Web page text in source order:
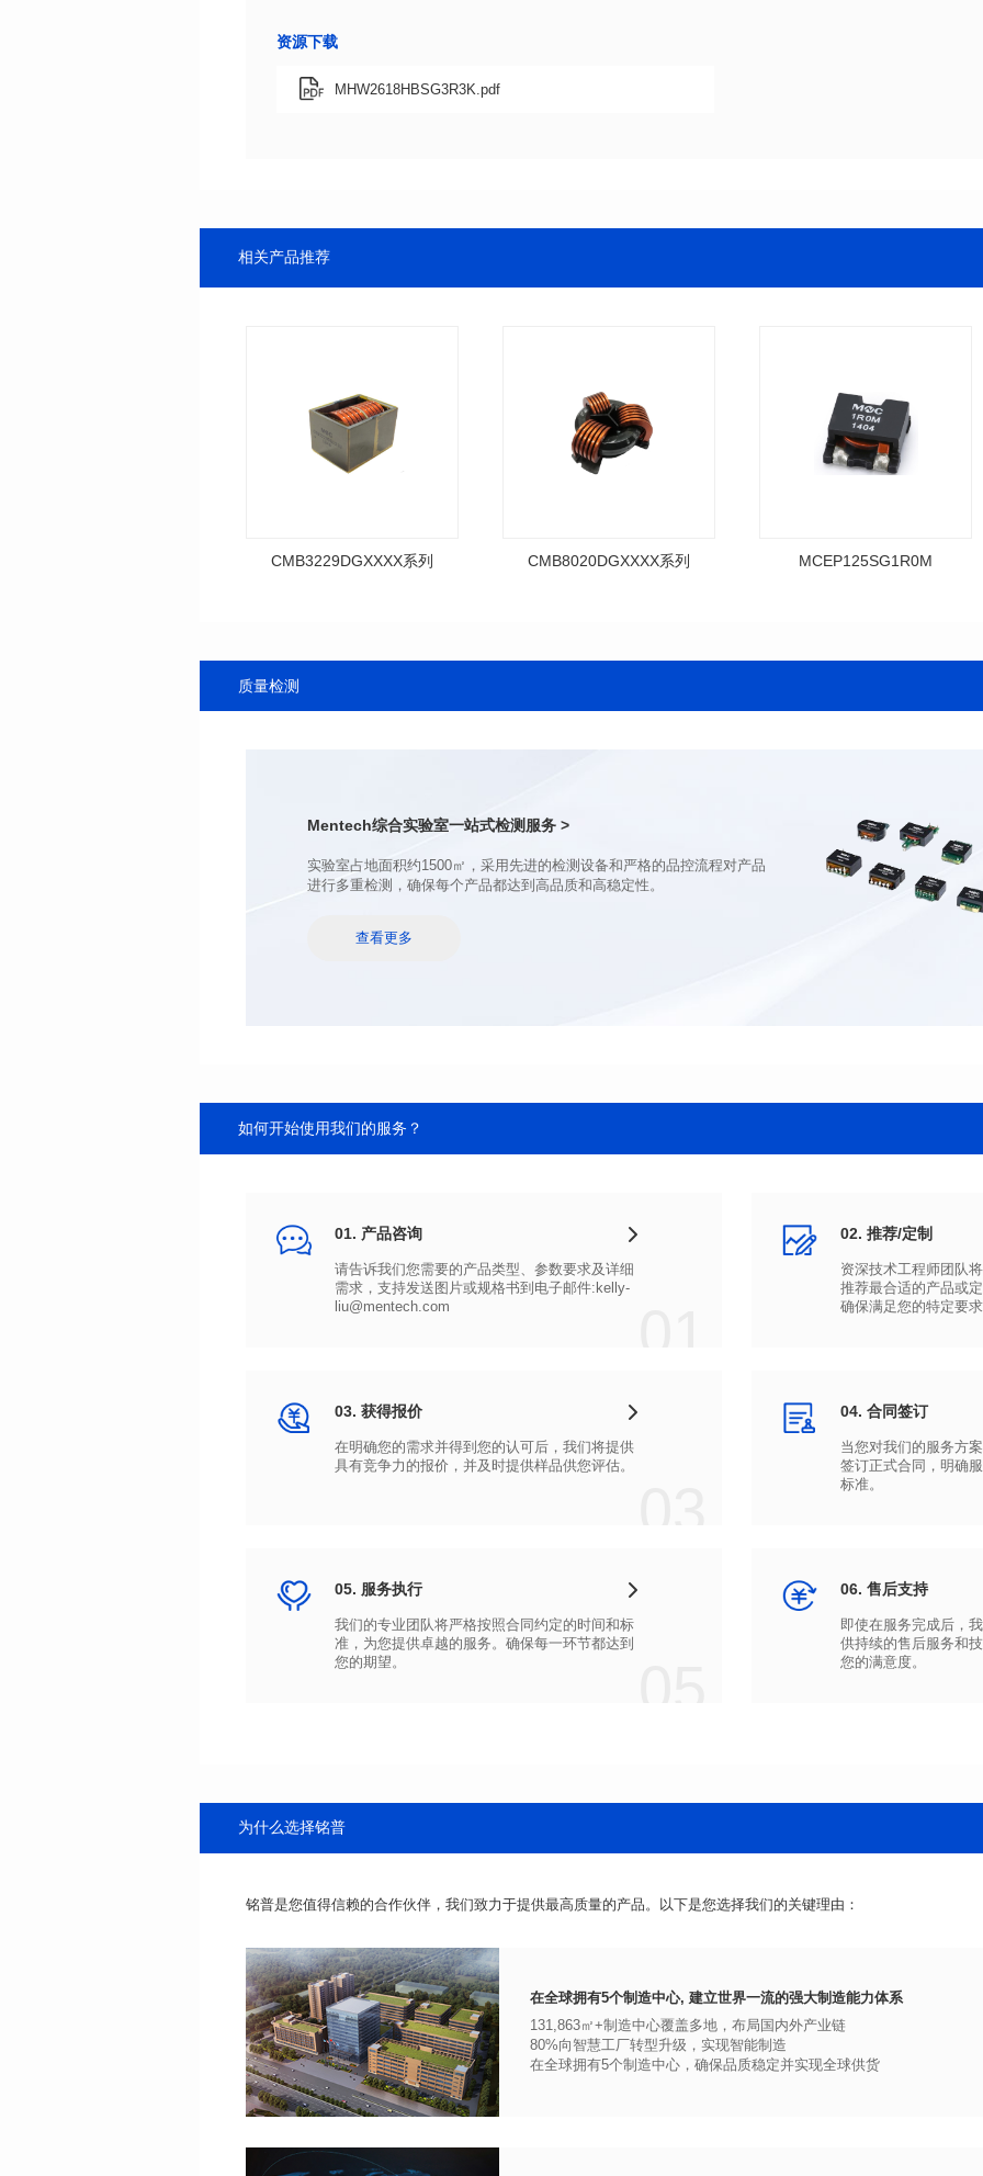
资源下载
MHW2618HBSG3R3K.pdf
相关产品推荐
列
尺寸(mm): 41.5*32.5*28.8
CMB3229DGXXXX系列
列
直流电阻(mΩ): 0.6
CMB8020DGXXXX系列
尺寸(mm): 13*13.2*5.5
MCEP125SG1R0M
质量检测
Mentech综合实验室一站式检测服务 >
进行多重检测，确保每个产品都达到高品质和高稳定性。
查看更多
如何开始使用我们的服务？
01. 产品咨询
liu@mentech.com
02. 推荐/定制
确保满足您的特定要
03. 获得报价
具有竞争力的报价，并及时提供样品供您评估。
04. 合同签订
标准。
05. 服务执行
您的期望。
06. 售后支持
您的满意度。
为什么选择铭普
铭普是您值得信赖的合作伙伴，我们致力于提供最高质量的产品。以下是您选择我们的关键理由：
在全球拥有5个制造中心, 建立世界一流的强大制造能力体系
131,863㎡+制造中心覆盖多地，布局国内外产业链
80%向智慧工厂转型升级，实现智能制造
在全球拥有5个制造中心，确保品质稳定并实现全球供货